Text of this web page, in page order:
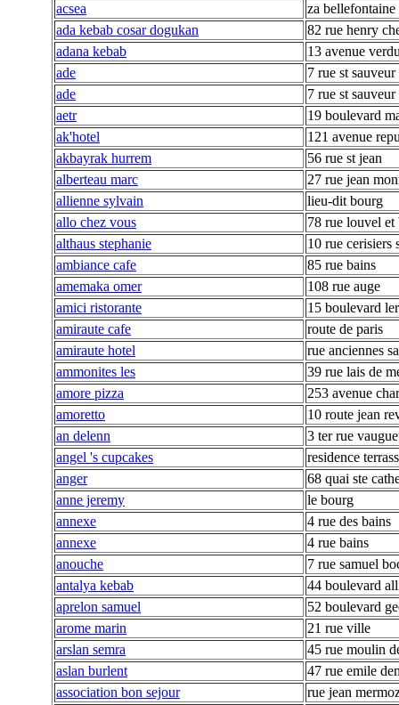
acsea
za bellefontaine
ada kebab cosar dogukan
82 rue henry
adana kebab
13 avenue
ade
7 rue st sauveur
ade
7 rue st sauveur
aetr
19 boulevard
ak'hotel
121 avenue
akbayrak hurrem
56 rue st jean
alberteau marc
27 rue jean
allienne sylvain
lieu-dit bourg
allo chez vous
78 rue louvel et
althaus stephanie
10 rue cerisiers
ambiance cafe
85 rue bains
amemaka omer
108 rue auge
amici ristorante
15 boulevard
amiraute cafe
route de paris
amiraute hotel
rue anciennes
ammonites les
39 rue lais de
amore pizza
253 avenue
amoretto
10 route jean
an delenn
3 ter rue
angel 's cupcakes
residence
anger
68 quai ste
anne jeremy
le bourg
annexe
4 rue des bains
annexe
4 rue bains
anouche
7 rue samuel
antalya kebab
44 boulevard
aprelon samuel
52 boulevard
arome marin
21 rue ville
arslan semra
45 rue moulin
aslan burlent
47 rue emile
association bon sejour
rue jean